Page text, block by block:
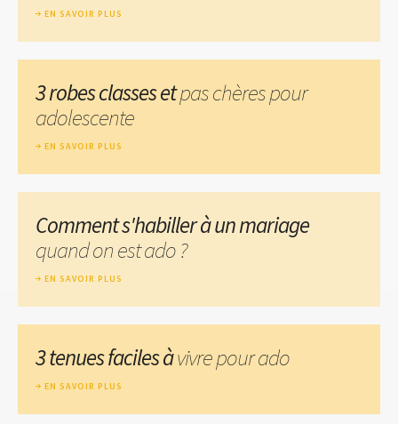
EN SAVOIR PLUS
3 robes classes etpas chères pour
adolescente
EN SAVOIR PLUS
Comment s'habiller à un mariage
quand on est ado ?
EN SAVOIR PLUS
3 tenues faciles àvivre pour ado
EN SAVOIR PLUS